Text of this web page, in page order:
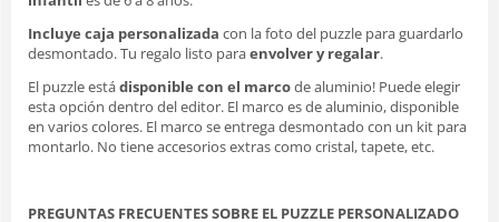
Incluye caja personalizada con la foto del puzzle para guardarlo
desmontado. Tu regalo listo paraenvolver y regalar.
El puzzle estádisponible con el marcode aluminio! Puede elegir
esta opción dentro del editor. El marco es de aluminio, disponible
en varios colores. El marco se entrega desmontado con un kit para
montarlo. No tiene accesorios extras como cristal, tapete, etc.
PREGUNTAS FRECUENTES SOBRE EL PUZZLE PERSONALIZADO